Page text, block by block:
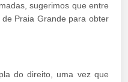
sugerimos que entre
Praia Grande para obter
do direito, uma vez que